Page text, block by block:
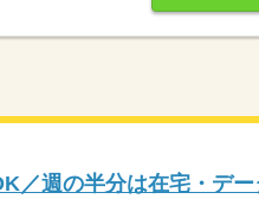
／週の半分は在宅・デ